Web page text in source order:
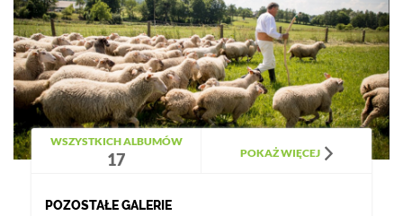
WSZYSTKICH ALBUMÓW
17 POKAŻ WIĘCEJ
POZOSTAŁE GALERIE